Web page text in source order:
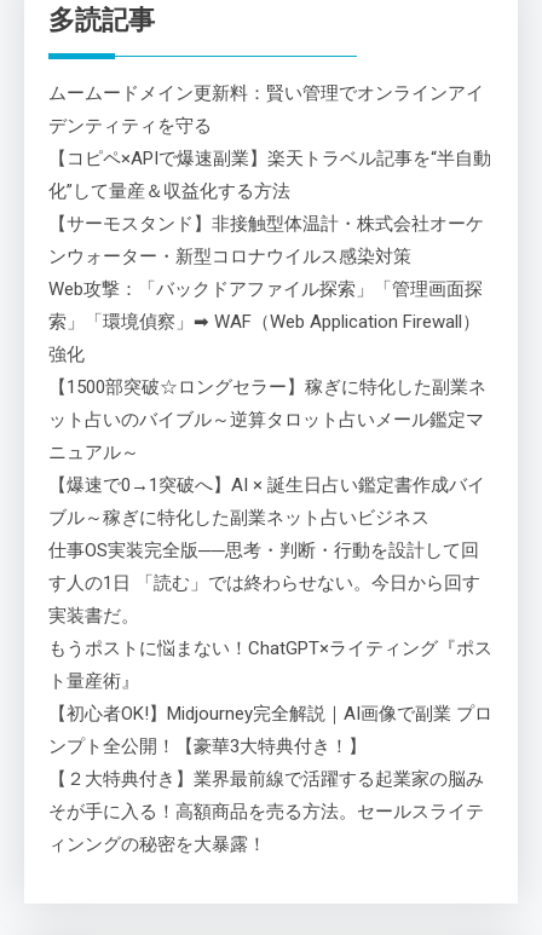
多読記事
ムームードメイン更新料：賢い管理でオンラインアイ
デンティティを守る
【コピペ×APIで爆速副業】楽天トラベル記事を“半自動
化”して量産＆収益化する方法
【サーモスタンド】非接触型体温計・株式会社オーケ
ンウォーター・新型コロナウイルス感染対策
Web攻撃：「バックドアファイル探索」「管理画面探
索」「環境偵察」➡ WAF（Web Application Firewall）
強化
【1500部突破☆ロングセラー】稼ぎに特化した副業ネ
ット占いのバイブル～逆算タロット占いメール鑑定マ
ニュアル～
【爆速で0→1突破へ】AI × 誕生日占い鑑定書作成バイ
ブル～稼ぎに特化した副業ネット占いビジネス
仕事OS実装完全版──思考・判断・行動を設計して回
す人の1日 「読む」では終わらせない。今日から回す
実装書だ。
もうポストに悩まない！ChatGPT×ライティング『ポス
ト量産術』
【初心者OK!】Midjourney完全解説｜AI画像で副業 プロ
ンプト全公開！【豪華3大特典付き！】
【２大特典付き】業界最前線で活躍する起業家の脳み
そが手に入る！高額商品を売る方法。セールスライテ
ィンングの秘密を大暴露！